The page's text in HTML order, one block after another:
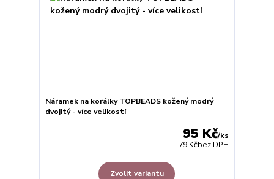
Náramek na korálky TOPBEADS kožený modrý
dvojitý - více velikostí
95 Kč/ks
79 Kčbez DPH
Zvolit variantu